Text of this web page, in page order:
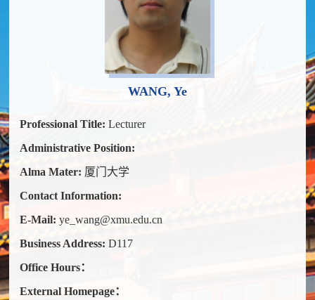
WANG, Ye
Professional Title:Lecturer
Administrative Position:
Alma Mater: 厦门大学
Contact Information:
E-Mail:ye_wang@xmu.edu.cn
Business Address:D117
Office Hours：
External Homepage：